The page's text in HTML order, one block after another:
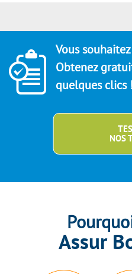
Vous
Obtenez
quelques clics
NOS
Assur